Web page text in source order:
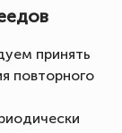
принять
повторного